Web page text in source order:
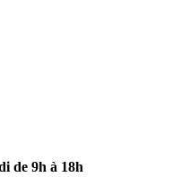
de 9h à 18h